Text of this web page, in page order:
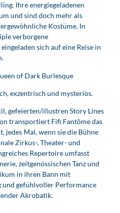
Ihre energiegeladenen
und sind doch mehr als
Kostüme. In
verborgene
sich auf eine Reise in
of Dark Burlesque
exzentrisch und mysteriös.
gefeierten/illustren Story Lines
transportiert Fifi Fantôme das
jedes Mal, wenn sie die Bühne
Zirkus-, Theater- und
Repertoire umfasst
zeitgenössischen Tanz und
in ihren Bann mit
und gefühlvoller Performance
Akrobatik.